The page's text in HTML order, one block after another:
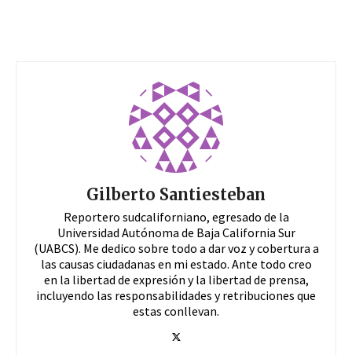
Gilberto Santiesteban
Reportero sudcaliforniano, egresado de la
Universidad Autónoma de Baja California Sur
(UABCS). Me dedico sobre todo a dar voz y cobertura a
las causas ciudadanas en mi estado. Ante todo creo
en la libertad de expresión y la libertad de prensa,
incluyendo las responsabilidades y retribuciones que
estas conllevan.